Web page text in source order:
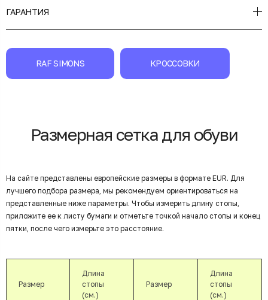
ГАРАНТИЯ
RAF SIMONS КРОССОВКИ
Размерная сетка для обуви
На сайте представлены европейские размеры в формате EUR. Для
лучшего подбора размера, мы рекомендуем ориентироваться на
представленные ниже параметры. Чтобы измерить длину стопы,
приложите ее к листу бумаги и отметьте точкой начало стопы и конец
пятки, после чего измерьте это расстояние.
Размер
Длина
стопы
(см.)
Размер
Длина
стопы
(см.)